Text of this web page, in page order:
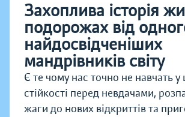
Захоплива історія
подорожах від
найдосвідченіших
мандрівників світу
Є те чому нас точно не навчать у
стійкості перед невдачами,
жаги до нових відкриттів та